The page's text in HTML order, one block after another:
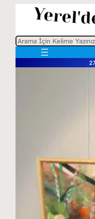
A
a